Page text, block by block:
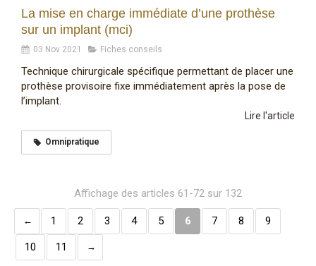
La mise en charge immédiate d’une prothèse
sur un implant (mci)
03 Nov 2021 Fiches conseils
Technique chirurgicale spécifique permettant de placer une
prothèse provisoire fixe immédiatement après la pose de
l’implant.
Lire l'article
Omnipratique
Affichage des articles 61-72 sur 132
1 2 3 4 5 6 7 8 9
10 11